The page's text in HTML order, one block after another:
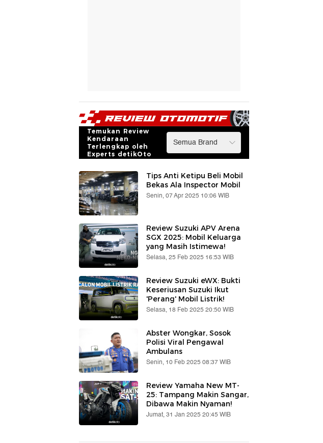
Temukan Review
Kendaraan
Terlengkap oleh
Experts detikOto
Tips Anti Ketipu Beli Mobil
Bekas Ala Inspector Mobil
Senin, 07 Apr 2025 10:06 WIB
Review Suzuki APV Arena
SGX 2025: Mobil Keluarga
yang Masih Istimewa!
Selasa, 25 Feb 2025 16:53 WIB
Review Suzuki eWX: Bukti
Keseriusan Suzuki Ikut
'Perang' Mobil Listrik!
Selasa, 18 Feb 2025 20:50 WIB
Abster Wongkar, Sosok
Polisi Viral Pengawal
Ambulans
Senin, 10 Feb 2025 08:37 WIB
Review Yamaha New MT-
25: Tampang Makin Sangar,
Dibawa Makin Nyaman!
Jumat, 31 Jan 2025 20:45 WIB